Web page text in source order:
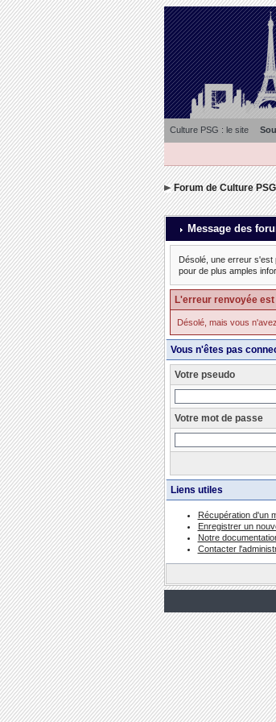
Culture PSG : le site
Forum de Culture PSG
Message des
Désolé, une erreur s'est
pour de plus amples
L'erreur renvoyée est
Désolé, mais vous
Vous n'êtes pas
Votre pseudo
Votre mot de passe
Liens utiles
Récupération d'un
Enregistrer un
Notre
Contacter